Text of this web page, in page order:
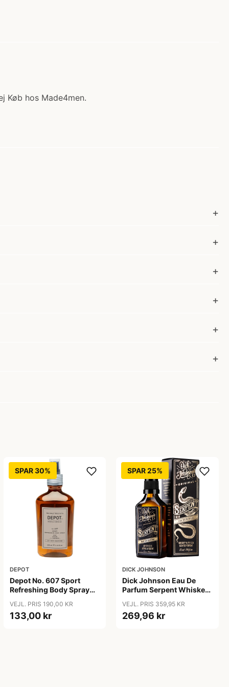
Køb hos Made4men.
SPAR 30%
DEPOT
Depot No. 607 Sport
Refreshing Body Spray
VEJL. PRIS 190,00 KR
133,00 kr
SPAR 25%
DICK JOHNSON
Dick Johnson Eau De
Parfum Serpent Whiskey
VEJL. PRIS 359,95 KR
269,96 kr